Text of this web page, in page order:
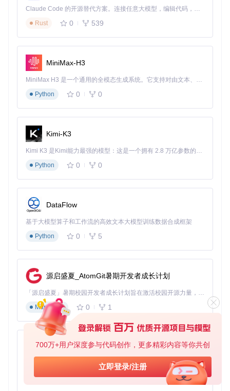
700万+用户深度参与代码创作，更多精彩内容等你共创
立即登录/注册
git clone
cd
将生成的
部署。
配置优化参数 启动游戏后按Shift+F1呼出控制面板，建
议初始设置：
质量模式：Balanced（平衡模式）
验证优化效果通过内置性能监控面板观察：
渲染分辨率降低30%但视觉效果无明显损失
帧率提升40%以上，达到55-60FPS流畅阈值
图3：Banishers游戏中的OptiScaler设置面板，可实时调整超
硬件适配矩阵：找到你的专属优化方案
显卡类型
推荐技术
NVIDIA GTX 10/16
系列
FSR 2.1.2 35-45%
AMD RX 5000/600
0系列
FSR 2.2.1 40-50% <3%
Intel Arc A380以上
y
NVIDIA RTX 20/30/
40系列
R混合
50-70% <1%
表1：不同硬件配置的OptiScaler优化方案对比
当画面出现"油画效果"：进阶问题解决方案
Claude Code 的开源替代方案。连接任意大模型，编辑代码，运行命令，自动验证 — 全自动执行。用 Rust 构建，极致性能。 ｜ An open-source alternative to Claude Code. Connect any LLM, edit code, run commands, and verify changes — autonomously. Built in Rust for speed. Get Started
Rust
0 539
MiniMax-H3
MiniMax H3 是一个通用的全模态生成系统。它支持对由文本、图像、视频和音频组成的多模态上下文进行统一理解，并能生成分辨率高达 2K、时长可达 15 秒的带原生立体声音频的视频。得益于面向任务泛化的系统设计，H3 在预训练阶段就已具备广泛的多模态上下文理解与生成能力，能够出色地执行复杂的多模态指令。
Python
0 0
Kimi-K3
Kimi K3 是Kimi能力最强的模型：这是一个拥有 2.8 万亿参数的混合专家（MoE）模型，具备原生视觉理解能力，并支持 100 万 token 的上下文窗口。
Python
0 0
DataFlow
基于大模型算子和工作流的高效文本大模型训练数据合成框架
Python
0 5
源启盛夏_AtomGit暑期开发者成长计划
「源启盛夏」暑期校园开发者成长计划旨在激活校园开源力量，通过积分激励、认证扶持、资源倾斜等形式，引导高校组织和开发者完成「入驻 — 建项目 — 做贡献 — 获认证 — 得资源」的完整闭环。无论你是想带领社团入驻平台的组织者，还是希望用代码贡献证明自己的开发者，都能在这里找到属于你的成长路径。
Markdown
0 1
py-xiaozhi
基于Python的Xiaozhi AI，适用于想要完整Xiaozhi体验而无需拥有专用硬件的用户。
Python
0 1